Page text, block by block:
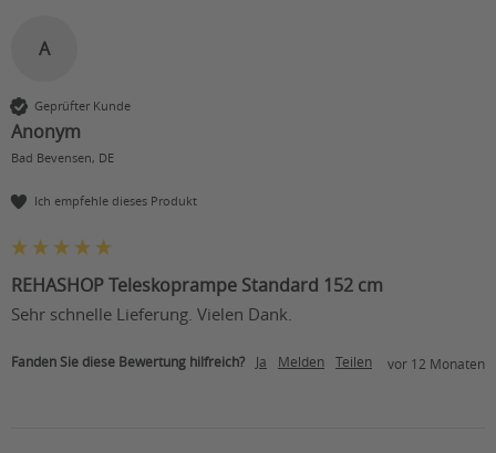
A
Geprüfter Kunde
Anonym
Bad Bevensen, DE
Ich empfehle dieses Produkt
REHASHOP Teleskoprampe Standard 152 cm
Sehr schnelle Lieferung. Vielen Dank.
Fanden Sie diese Bewertung hilfreich? Ja Melden Teilen vor 12 Monaten